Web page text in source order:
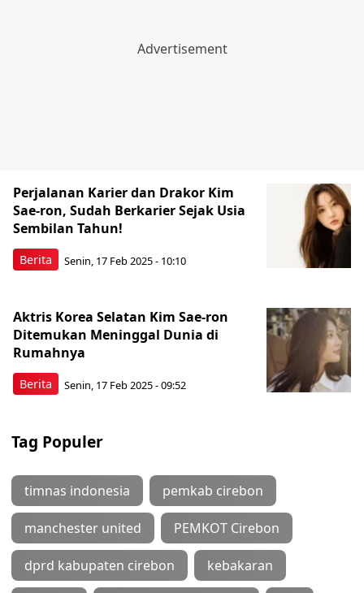
Berita
Perjalanan Karier dan Drakor Kim
Sae-ron, Sudah Berkarier Sejak Usia
Sembilan Tahun!
Senin, 17 Feb 2025 - 10:10
Berita
Aktris Korea Selatan Kim Sae-ron
Ditemukan Meninggal Dunia di
Rumahnya
Senin, 17 Feb 2025 - 09:52
Tag Populer
timnas indonesia pemkab cirebon
manchester united PEMKOT Cirebon
dprd kabupaten cirebon kebakaran